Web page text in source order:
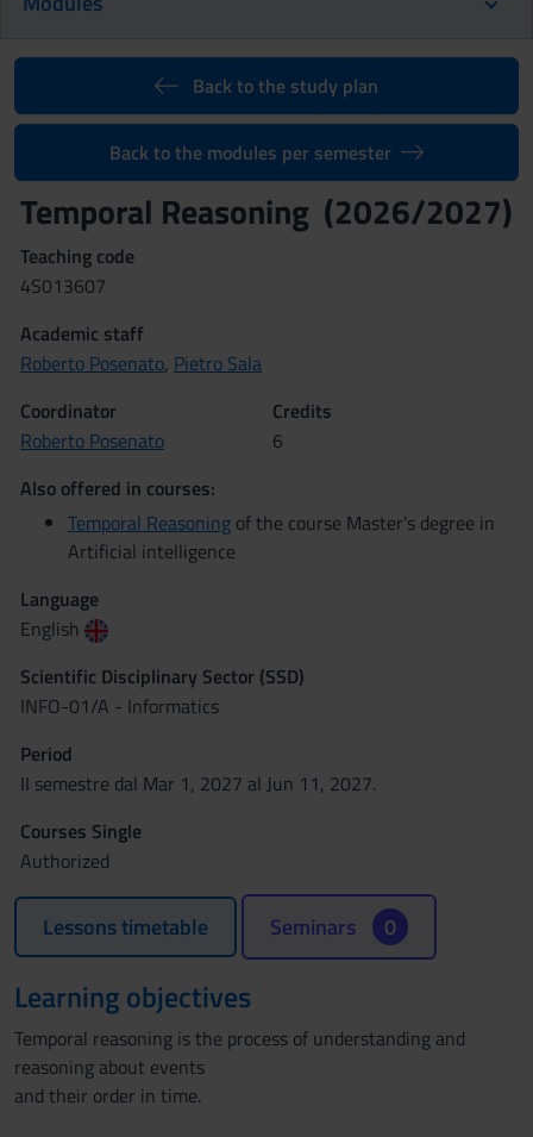
Back to the study plan
Back to the modules per semester
Temporal Reasoning (2026/2027)
Teaching code
4S013607
Academic staff
Roberto Posenato, Pietro Sala
Coordinator
Roberto Posenato
Credits
6
Also offered in courses:
Temporal Reasoning of the course Master's degree in
Artificial intelligence
Language
English
Scientific Disciplinary Sector (SSD)
INFO-01/A - Informatics
Period
II semestre dal Mar 1, 2027 al Jun 11, 2027.
Courses Single
Authorized
Lessons timetable Seminars 0
Learning objectives
Temporal reasoning is the process of understanding and
reasoning about events
and their order in time.